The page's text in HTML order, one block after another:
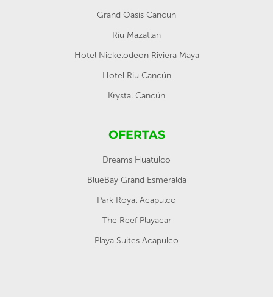
Grand Oasis Cancun
Riu Mazatlan
Hotel Nickelodeon Riviera Maya
Hotel Riu Cancún
Krystal Cancún
OFERTAS
Dreams Huatulco
BlueBay Grand Esmeralda
Park Royal Acapulco
The Reef Playacar
Playa Suites Acapulco